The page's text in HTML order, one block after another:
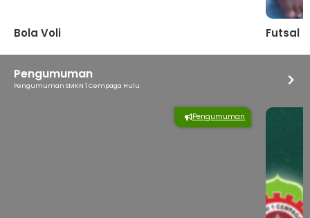
Bola Voli Futsal
Pengumuman
Pengumuman SMKN 1 Cempaga Hulu
Pengumuman